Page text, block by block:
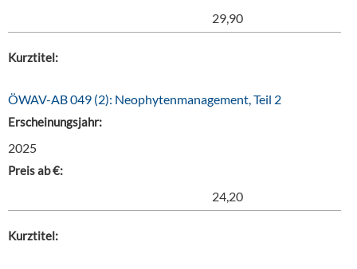
29,90
Kurztitel:
ÖWAV-AB 049 (2): Neophytenmanagement, Teil 2
Erscheinungsjahr:
2025
Preis ab €:
24,20
Kurztitel: